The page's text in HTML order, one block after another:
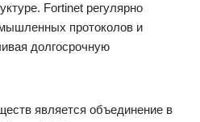
Fortinet регулярно
протоколов и
долгосрочную
является объединение в